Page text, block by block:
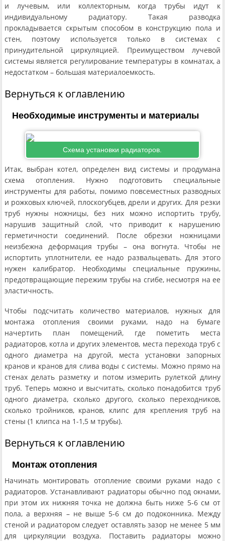
и лучевым, или коллекторным, когда трубы идут к
индивидуальному радиатору. Такая разводка
прокладывается скрытым способом в конструкцию пола и
стен, поэтому используется только в системах с
принудительной циркуляцией. Преимуществом лучевой
системы является регулирование температуры в комнатах, а
недостатком – большая материалоемкость.
Вернуться к оглавлению
Необходимые инструменты и материалы
Схема установки радиаторов.
Итак, выбран котел, определен вид системы и продумана
схема отопления. Нужно подготовить специальные
инструменты для работы, помимо повсеместных разводных
и рожковых ключей, плоскогубцев, дрели и других. Для резки
труб нужны ножницы, без них можно испортить трубу,
нарушив защитный слой, что приводит к нарушению
герметичности соединений. После обрезки ножницами
неизбежна деформация трубы – она вогнута. Чтобы не
испортить уплотнители, ее надо развальцевать. Для этого
нужен калибратор. Необходимы специальные пружины,
предотвращающие пережим трубы на сгибе, несмотря на ее
эластичность.
Чтобы подсчитать количество материалов, нужных для
монтажа отопления своими руками, надо на бумаге
начертить план помещений, где пометить места
радиаторов, котла и других элементов, места перехода труб с
одного диаметра на другой, места установки запорных
кранов и кранов для слива воды с системы. Можно прямо на
стенах делать разметку и потом измерить рулеткой длину
труб. Теперь можно и высчитать, сколько понадобится труб
одного диаметра, сколько другого, сколько переходников,
сколько тройников, кранов, клипс для крепления труб на
стены (1 клипса на 1-1,5 м трубы).
Вернуться к оглавлению
Монтаж отопления
Начинать монтировать отопление своими руками надо с
радиаторов. Устанавливают радиаторы обычно под окнами,
при этом их нижняя точка не должна быть ниже 5-6 см от
пола, а верхняя – не выше 5-6 см до подоконника. Между
стеной и радиатором следует оставлять зазор не менее 5 мм
для циркуляции воздуха. Поставить радиаторы можно